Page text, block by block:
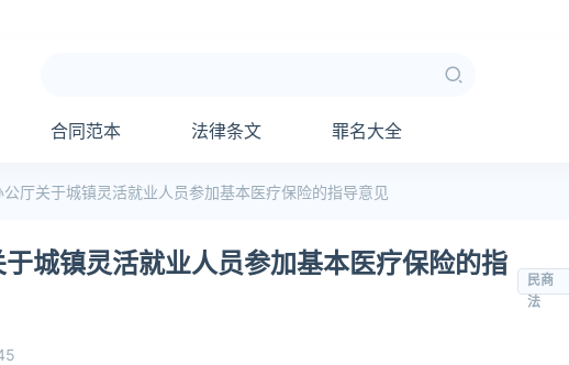
合同范本 法律条文 罪名大全
厅关于城镇灵活就业人员参加基本医疗保险的指导意见
城镇灵活就业人员参加基本医疗保险的指
民商
法